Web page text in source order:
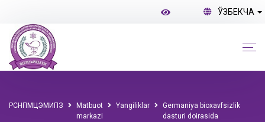
ЎЗБЕКЧА
РСНПМЦЭМИПЗ
Matbuot
markazi
Yangiliklar
Germaniya bioxavfsizlik
dasturi doirasida